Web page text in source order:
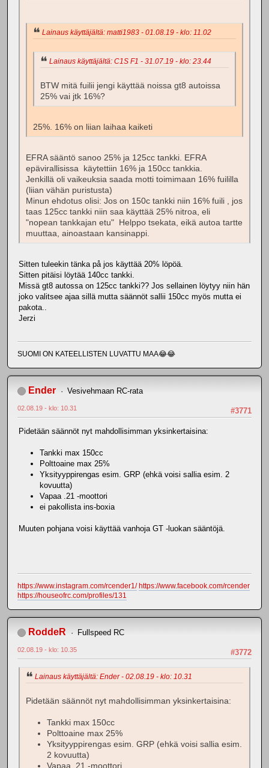
Lainaus käyttäjältä: matti1983 - 01.08.19 - klo: 11.02
Lainaus käyttäjältä: C1S F1 - 31.07.19 - klo: 23.44
BTW mitä fuilii jengi käyttää noissa gt8 autoissa
25% vai jtk 16%?
25%. 16% on liian laihaa kaiketi
EFRA sääntö sanoo 25% ja 125cc tankki. EFRA
epävirallisissa käytettiin 16% ja 150cc tankkia.
Jenkillä oli vaikeuksia saada motti toimimaan 16% fuililla
(liian vähän puristusta)
Minun ehdotus olisi: Jos on 150c tankki niin 16% fuili , jos
taas 125cc tankki niin saa käyttää 25% nitroa, eli
"nopean tankkajan etu" Helppo tsekata, eikä autoa tartte
muuttaa, ainoastaan kansinappi.
Sitten tuleekin tänka på jos käyttää 20% löpöä.
Sitten pitäisi löytää 140cc tankki.
Missä gt8 autossa on 125cc tankki?? Jos sellainen löytyy niin hän
joko valitsee ajaa sillä mutta säännöt sallii 150cc myös mutta ei
pakota..
Jerzi
SUOMI ON KATEELLISTEN LUVATTU MAA😂😂
Ender Vesivehmaan RC-rata
#3771
02.08.19 - klo: 10.31
Pidetään säännöt nyt mahdollisimman yksinkertaisina:
Tankki max 150cc
Polttoaine max 25%
Yksityyppirengas esim. GRP (ehkä voisi sallia esim. 2
kovuutta)
Vapaa .21 -moottori
ei pakollista ins-boxia
Muuten pohjana voisi käyttää vanhoja GT -luokan sääntöjä.
https://www.instagram.com/rcender1/ https://www.facebook.com/rcender
https://houseofrc.com/profiles/131
RoddeR Fullspeed RC
#3772
02.08.19 - klo: 10.35
Lainaus käyttäjältä: Ender - 02.08.19 - klo: 10.31
Pidetään säännöt nyt mahdollisimman yksinkertaisina:
Tankki max 150cc
Polttoaine max 25%
Yksityyppirengas esim. GRP (ehkä voisi sallia esim.
2 kovuutta)
Vapaa .21 -moottori